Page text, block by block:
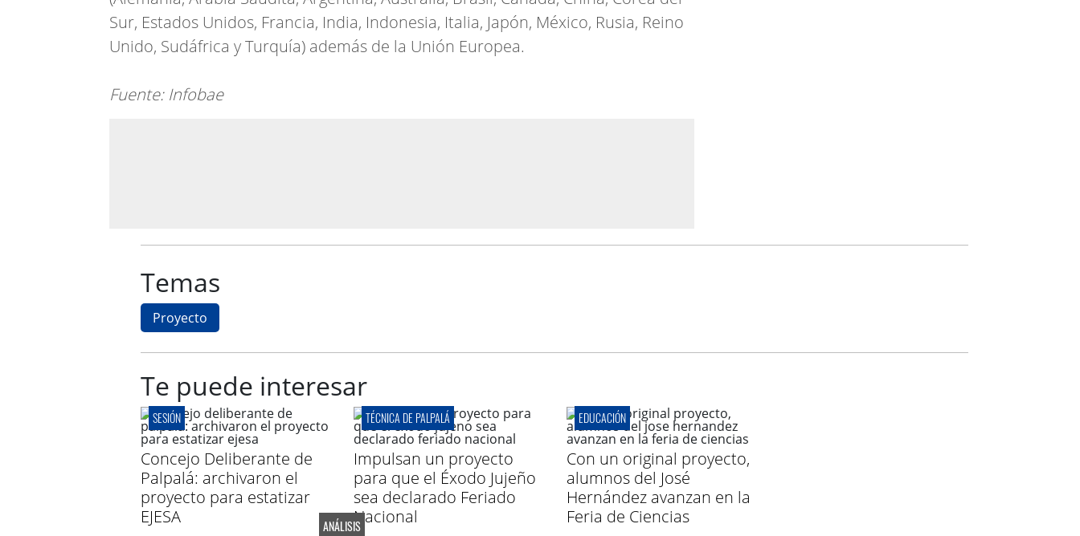
Sur, Estados Unidos, Francia, India, Indonesia, Italia, Japón, México, Rusia, Reino
Unido, Sudáfrica y Turquía) además de la Unión Europea.
Fuente: Infobae
Temas
Proyecto
Te puede interesar
SESIÓN
Concejo Deliberante de
Palpalá: archivaron el
proyecto para estatizar
EJESA
TÉCNICA DE PALPALÁ
Impulsan un proyecto
para que el Éxodo Jujeño
sea declarado Feriado
Nacional
EDUCACIÓN
Con un original proyecto,
alumnos del José
Hernández avanzan en la
Feria de Ciencias
ANÁLISIS